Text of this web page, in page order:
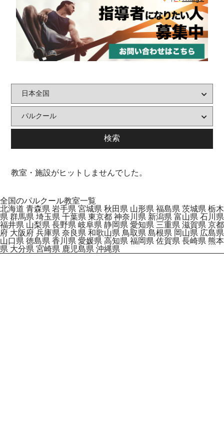
教室・施設がヒットしませんでした。
全国のパルクール教室一覧
北海道 青森県 岩手県 宮城県 秋田県 山形県 福島県 茨城県 栃木
県 群馬県 埼玉県 千葉県 東京都 神奈川県 新潟県 富山県 石川県
福井県 山梨県 長野県 岐阜県 静岡県 愛知県 三重県 滋賀県 京都
府 大阪府 兵庫県 奈良県 和歌山県 鳥取県 島根県 岡山県 広島県
山口県 徳島県 香川県 愛媛県 高知県 福岡県 佐賀県 長崎県 熊本
県 大分県 宮崎県 鹿児島県 沖縄県